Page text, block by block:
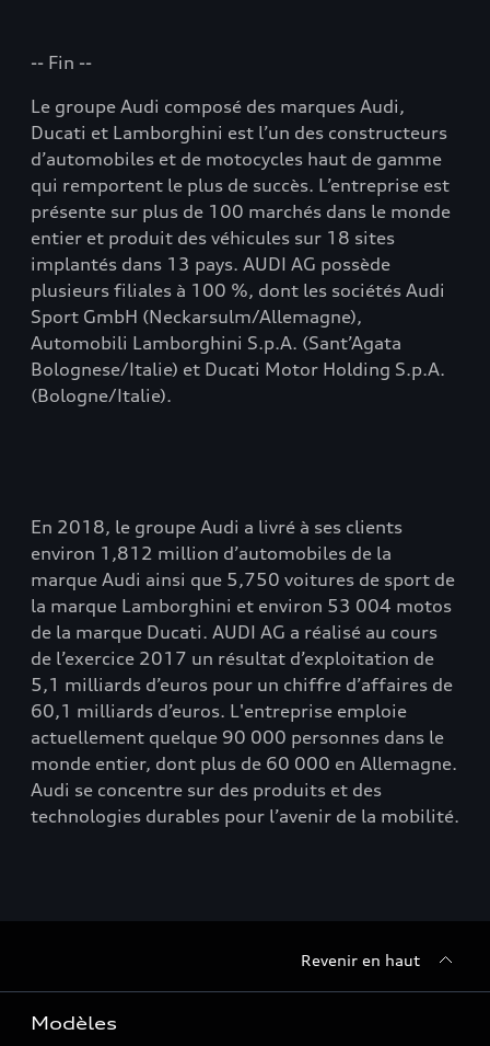
-- Fin --
Le groupe Audi composé des marques Audi,
Ducati et Lamborghini est l’un des constructeurs
d’automobiles et de motocycles haut de gamme
qui remportent le plus de succès. L’entreprise est
présente sur plus de 100 marchés dans le monde
entier et produit des véhicules sur 18 sites
implantés dans 13 pays. AUDI AG possède
plusieurs filiales à 100 %, dont les sociétés Audi
Sport GmbH (Neckarsulm/Allemagne),
Automobili Lamborghini S.p.A. (Sant’Agata
Bolognese/Italie) et Ducati Motor Holding S.p.A.
(Bologne/Italie).
En 2018, le groupe Audi a livré à ses clients
environ 1,812 million d’automobiles de la
marque Audi ainsi que 5,750 voitures de sport de
la marque Lamborghini et environ 53 004 motos
de la marque Ducati. AUDI AG a réalisé au cours
de l’exercice 2017 un résultat d’exploitation de
5,1 milliards d’euros pour un chiffre d’affaires de
60,1 milliards d’euros. L'entreprise emploie
actuellement quelque 90 000 personnes dans le
monde entier, dont plus de 60 000 en Allemagne.
Audi se concentre sur des produits et des
technologies durables pour l’avenir de la mobilité.
Revenir en haut
Modèles